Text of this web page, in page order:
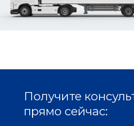
Получите
прямо сейчас: